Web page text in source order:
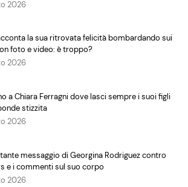
2026
la sua ritrovata felicità bombardando sui
foto e video: è troppo?
2026
a Chiara Ferragni dove lasci sempre i suoi figli
stizzita
2026
messaggio di Georgina Rodriguez contro
e i commenti sul suo corpo
2026